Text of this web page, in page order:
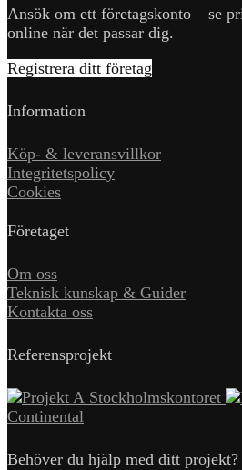
Ansök om ett företagskonto – se
online när det passar dig.
Registrera ditt företag
Information
Köp- & leveransvillkor
Integritetspolicy
Cookies
Företaget
Om oss
Teknisk kunskap & Guider
Kontakta oss
Referensprojekt
Stockholmskontoret
Continental
Behöver du hjälp med ditt projekt?